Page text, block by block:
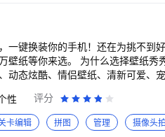
键换装你的手机！还在为挑不到
壁纸等你来选。 为什么选择壁纸秀
动态炫酷、情侣壁纸、清新可爱
轻松换装：各类主题、小组件分类
刷爆朋友圈！ 【随心自由创作】
换装无压力，定制专属于自己的
性 评分
卡编辑 拼图 管理 摄像头